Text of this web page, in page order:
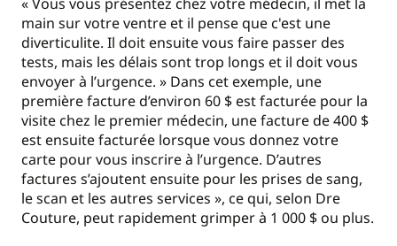
main sur votre ventre et il pense que c'est une
diverticulite. Il doit ensuite vous faire passer des
tests, mais les délais sont trop longs et il doit vous
envoyer à l’urgence. » Dans cet exemple, une
première facture d’environ 60 $ est facturée pour la
visite chez le premier médecin, une facture de 400 $
est ensuite facturée lorsque vous donnez votre
carte pour vous inscrire à l’urgence. D’autres
factures s’ajoutent ensuite pour les prises de sang,
le scan et les autres services », ce qui, selon Dre
Couture, peut rapidement grimper à 1 000 $ ou plus.